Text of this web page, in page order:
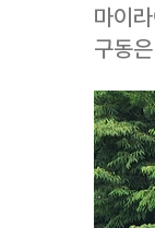
마이
구동